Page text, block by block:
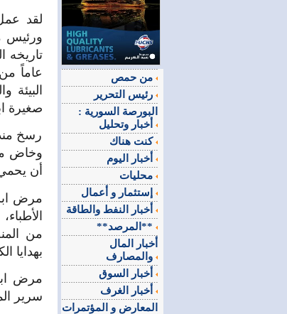
لقد
ورئيس
تاريخه
عاماً
صغيرة
رسخ
وخاض
أن
مرض
من
بهدايا
مرض
سرير
البورصة السورية :
كنت هناك
**المرصد**
أخبار المال
المعارض و المؤتمرات